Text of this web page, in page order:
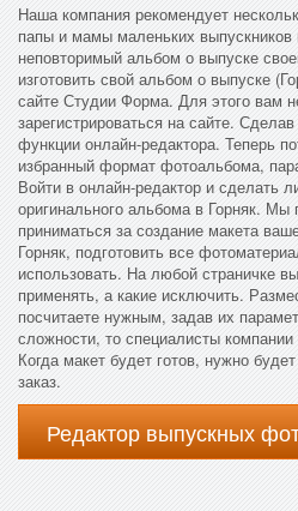
Наша компания рекомендует
папы и мамы маленьких выпускников
неповторимый альбом о выпуске
изготовить свой альбом о выпуске
сайте Студии Форма. Для этого вам
зарегистрироваться на сайте.
функции онлайн-редактора. Теперь
избранный формат фотоальбома,
Войти в онлайн-редактор и сделать
оригинального альбома в Горняк.
приниматься за создание макета
Горняк, подготовить все
использовать. На любой страничке
применять, а какие исключить.
посчитаете нужным, задав их
сложности, то специалисты
Когда макет будет готов, нужно
заказ.
Редактор выпускных